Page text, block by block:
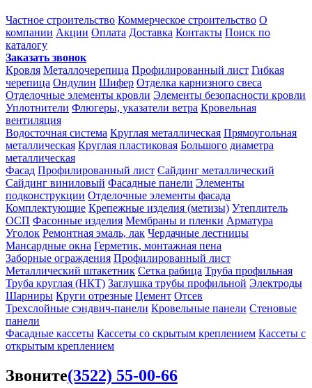
Частное строительство Коммерческое строительство О
компании Акции Оплата Доставка Контакты Поиск по
каталогу
Заказать звонок
Кровля Металлочерепица Профилированный лист Гибкая
черепица Ондулин Шифер Отделка карнизного свеса
Отделочные элементы кровли Элементы безопасности кровли
Уплотнители Флюгеры, указатели ветра Кровельная
вентиляция
Водосточная система Круглая металлическая Прямоугольная
металлическая Круглая пластиковая Большого диаметра
металлическая
Фасад Профилированный лист Сайдинг металлический
Сайдинг виниловый Фасадные панели Элементы
подконструкции Отделочные элементы фасада
Комплектующие Крепежные изделия (метизы) Утеплитель
ОСП Фасонные изделия Мембраны и пленки Арматура
Уголок Ремонтная эмаль, лак Чердачные лестницы
Мансардные окна Герметик, монтажная пена
Заборные ограждения Профилированный лист
Металлический штакетник Сетка рабица Труба профильная
Труба круглая (НКТ) Заглушка трубы профильной Электроды
Шарниры Круги отрезные Цемент Отсев
Трехслойные сэндвич-панели Кровельные панели Стеновые
панели
Фасадные кассеты Кассеты со скрытым креплением Кассеты с
открытым креплением
Звоните(3522) 55-00-66